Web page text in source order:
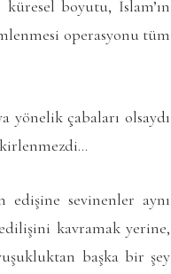
boyutu, İslam’ın
operasyonu tüm
çabaları olsaydı
edişine sevinenler aynı
kavramak yerine,
başka bir şey